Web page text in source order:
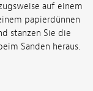
auf einem
papierdünnen
stanzen Sie die
Sanden heraus.